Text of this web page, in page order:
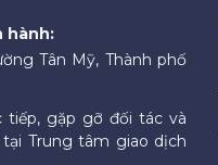
hành:
Tân Mỹ, Thành phố
tiếp, gặp gỡ đối tác và
Trung tâm giao dịch